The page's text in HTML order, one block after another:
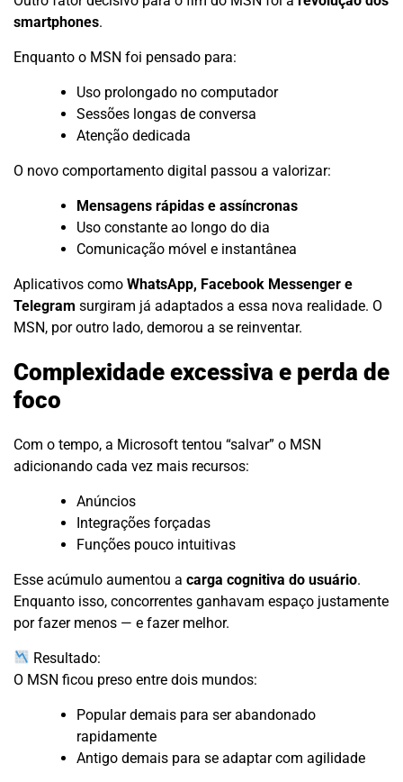
smartphones.
Enquanto o MSN foi pensado para:
Uso prolongado no computador
Sessões longas de conversa
Atenção dedicada
O novo comportamento digital passou a valorizar:
Mensagens rápidas e assíncronas
Uso constante ao longo do dia
Comunicação móvel e instantânea
Aplicativos como WhatsApp, Facebook Messenger e
Telegram surgiram já adaptados a essa nova realidade. O
MSN, por outro lado, demorou a se reinventar.
Complexidade excessiva e perda de
foco
Com o tempo, a Microsoft tentou “salvar” o MSN
adicionando cada vez mais recursos:
Anúncios
Integrações forçadas
Funções pouco intuitivas
Esse acúmulo aumentou a carga cognitiva do usuário.
Enquanto isso, concorrentes ganhavam espaço justamente
por fazer menos — e fazer melhor.
Resultado:
O MSN ficou preso entre dois mundos:
Popular demais para ser abandonado
rapidamente
Antigo demais para se adaptar com agilidade